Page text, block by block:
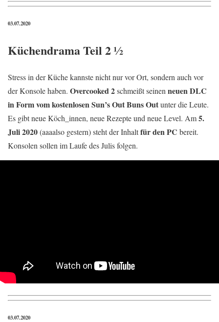
03.07.2020
Küchendrama Teil 2 ½
Stress in der Küche kannste nicht nur vor Ort, sondern auch vor
der Konsole haben. Overcooked 2schmeißt seinen neuen DLC
in Form vom kostenlosen Sun’s Out Buns Outunter die Leute.
Es gibt neue Köch_innen, neue Rezepte und neue Level. Am5.
Juli 2020(aaaalso gestern) steht der Inhaltfür den PC bereit.
Konsolen sollen im Laufe des Julis folgen.
03.07.2020